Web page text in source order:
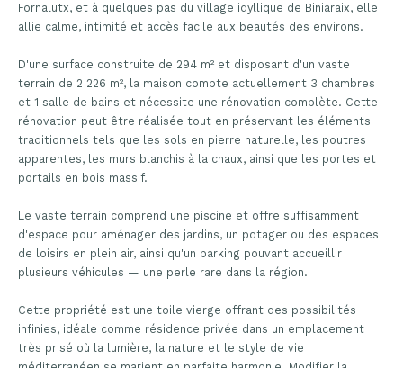
Fornalutx, et à quelques pas du village idyllique de Biniaraix, elle
allie calme, intimité et accès facile aux beautés des environs.
D'une surface construite de 294 m² et disposant d'un vaste
terrain de 2 226 m², la maison compte actuellement 3 chambres
et 1 salle de bains et nécessite une rénovation complète. Cette
rénovation peut être réalisée tout en préservant les éléments
traditionnels tels que les sols en pierre naturelle, les poutres
apparentes, les murs blanchis à la chaux, ainsi que les portes et
portails en bois massif.
Le vaste terrain comprend une piscine et offre suffisamment
d'espace pour aménager des jardins, un potager ou des espaces
de loisirs en plein air, ainsi qu'un parking pouvant accueillir
plusieurs véhicules — une perle rare dans la région.
Cette propriété est une toile vierge offrant des possibilités
infinies, idéale comme résidence privée dans un emplacement
très prisé où la lumière, la nature et le style de vie